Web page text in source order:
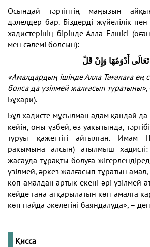
Осындай тәртіптің маңызын
дәлелдер бар. Біздерді жүйелілік
хадистерінің бірінде Алла Елшісі
мен сәлемі болсын):
أَدْوَمُهَا وَإِنْ قَلّ
«Амалдардың ішінде Алла Тағалаға ең
болса да үзілмей жалғасып тұратыны»
Бұхари).
Бұл хадисте мұсылман адам қандай да
кейін, оны үзбей, өз уақытында,
тұруы қажеттігі айтылған. Имам
рақымына алсын) атылмыш
жасауда тұрақты болуға
үзілмей, әркез жалғасып тұратын
көп амалдан артық екені әрі үзілмей
кейде ғана атқарылатын көп амалға
көп пайда әкелетіні баяндалуда», – деп
Қисса